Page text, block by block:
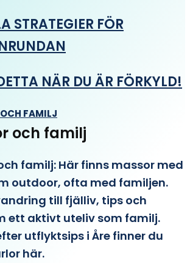
STRATEGIER FÖR
NÄR DU ÄR FÖRKYLD!
FAMILJ
och familj
familj: Här finns massor med
outdoor, ofta med familjen.
till fjälliv, tips och
ett aktivt uteliv som familj.
utflyktsips i Åre finner du
här.